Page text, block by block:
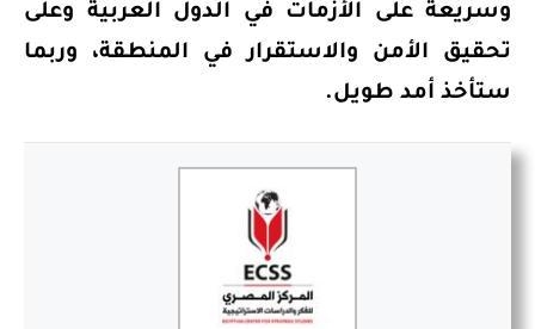
وسريعة على الأزمات في الدول العربية وعلى
تحقيق الأمن والاستقرار في المنطقة، وربما
ستأخذ أمد طويل.